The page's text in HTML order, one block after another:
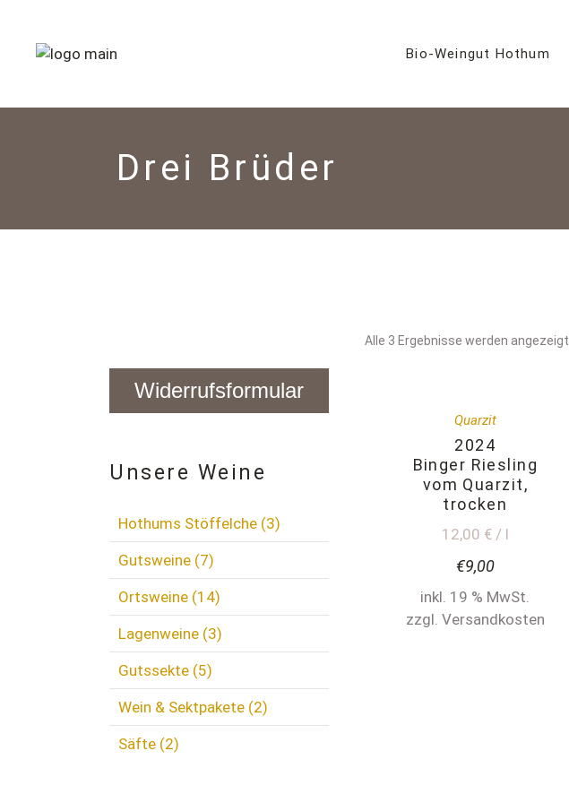
Bio-Weingut Hothum
EPLR Eulle
Drei Brüder
Alle 3 Ergebnisse werden angezeigt
Quarzit
2024
Binger Riesling
vom Quarzit,
trocken
12,00 € / l
€9,00
inkl. 19 % MwSt.
zzgl. Versandkosten
Widerrufsformular
Unsere Weine
Hothums Stöffelche (3)
Gutsweine (7)
Ortsweine (14)
Lagenweine (3)
Gutssekte (5)
Wein & Sektpakete (2)
Säfte (2)